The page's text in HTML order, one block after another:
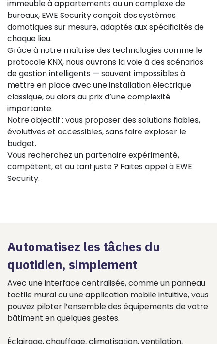
immeuble à appartements ou un complexe de
bureaux, EWE Security conçoit des systèmes
domotiques sur mesure, adaptés aux spécificités de
chaque lieu.
Grâce à notre maîtrise des technologies comme le
protocole KNX, nous ouvrons la voie à des scénarios
de gestion intelligents — souvent impossibles à
mettre en place avec une installation électrique
classique, ou alors au prix d’une complexité
importante.
Notre objectif : vous proposer des solutions fiables,
évolutives et accessibles, sans faire exploser le
budget.
Vous recherchez un partenaire expérimenté,
compétent, et au tarif juste ? Faites appel à EWE
Security.
Automatisez les tâches du
quotidien, simplement
Avec une interface centralisée, comme un panneau
tactile mural ou une application mobile intuitive, vous
pouvez piloter l’ensemble des équipements de votre
bâtiment en quelques gestes.
Éclairage, chauffage, climatisation, ventilation,